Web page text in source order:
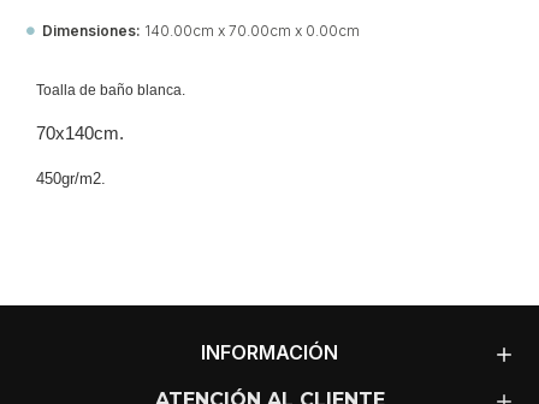
Dimensiones: 140.00cm x 70.00cm x 0.00cm
Toalla de baño blanca.
70x140cm.
450gr/m2.
INFORMACIÓN